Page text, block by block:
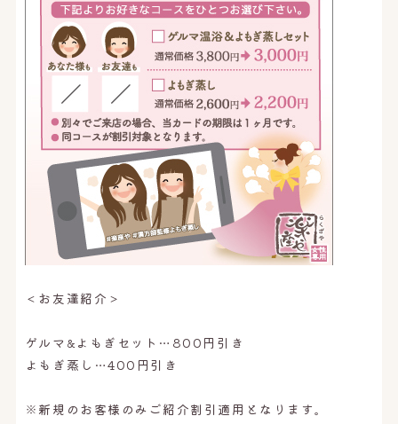
＜お友達紹介＞
ゲルマ&よもぎセット…800円引き
よもぎ蒸し…400円引き
※新規のお客様のみご紹介割引適用となります。